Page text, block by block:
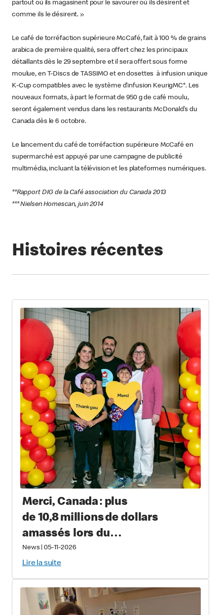
partout où ils magasinent pour le savourer où ils désirent et
comme ils le désirent. »
Le café de torréfaction supérieure McCafé, fait à 100 % de grains
arabica de première qualité, sera offert chez les principaux
détaillants dès le 29 septembre et il sera offert sous forme
moulue, en T-Discs de TASSIMO et en dosettes à infusion unique
K-Cup compatibles avec le système d’infusion KeurigMC*. Les
nouveaux formats, à part le format de 950 g de café moulu,
seront également vendus dans les restaurants McDonald’s du
Canada dès le 6 octobre.
Le lancement du café de torréfaction supérieure McCafé en
supermarché est appuyé par une campagne de publicité
multimédia, incluant la télévision et les plateformes numériques.
**Rapport DIG de la Café association du Canada 2013
*** Nielsen Homescan, juin 2014
Histoires récentes
Merci, Canada : plus
de 10,8 millions de dollars
amassés lors du
Grand McDon pour soutenir les
familles qui ont un enfant
gravement malade ou blessé
News| 05-11-2026
Lire la suite